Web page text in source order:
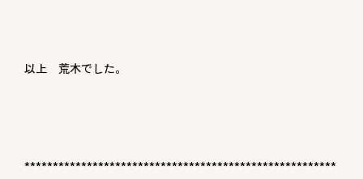
以上 荒木でした。
*******************************************************